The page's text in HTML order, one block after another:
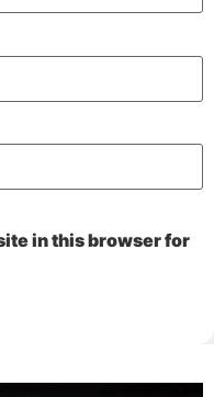
in this browser for